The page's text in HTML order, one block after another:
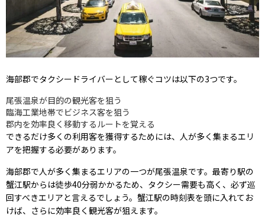
海部郡でタクシードライバーとして稼ぐコツは以下の3つです。
尾張温泉が目的の観光客を狙う
臨海工業地帯でビジネス客を狙う
郡内を効率良く移動するルートを覚える
できるだけ多くの利用客を獲得するためには、人が多く集まるエリ
アを把握する必要があります。
海部郡で人が多く集まるエリアの一つが尾張温泉です。最寄り駅の
蟹江駅からは徒歩40分弱かかるため、タクシー需要も高く、必ず巡
回すべきエリアと言えるでしょう。蟹江駅の時刻表を頭に入れてお
けば、さらに効率良く観光客が狙えます。